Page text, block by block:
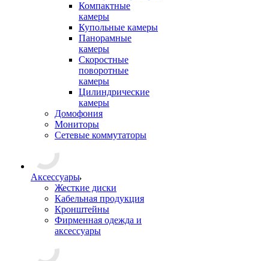
Компактные
камеры
Купольные камеры
Панорамные
камеры
Скоростные
поворотные
камеры
Цилиндрические
камеры
Домофония
Мониторы
Сетевые коммутаторы
Аксессуары
Жесткие диски
Кабельная продукция
Кронштейны
Фирменная одежда и
аксессуары